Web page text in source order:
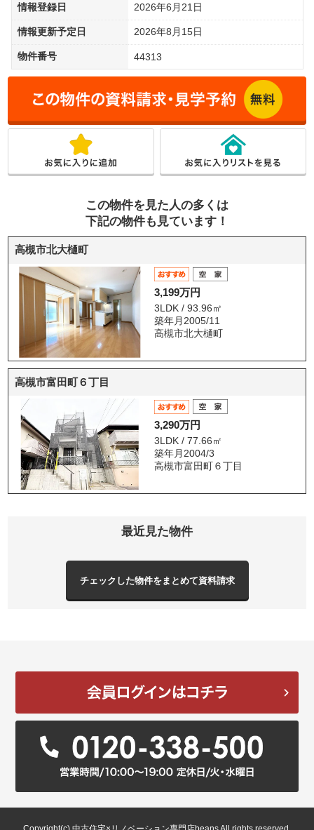
情報登録日 2026年6月21日
情報更新予定日 2026年8月15日
物件番号 44313
この物件を見た人の多くは
下記の物件も見ています！
高槻市北大樋町
3,199万円
3LDK / 93.96㎡
築年月2005/11
高槻市北大樋町
高槻市富田町６丁目
3,290万円
3LDK / 77.66㎡
築年月2004/3
高槻市富田町６丁目
最近見た物件